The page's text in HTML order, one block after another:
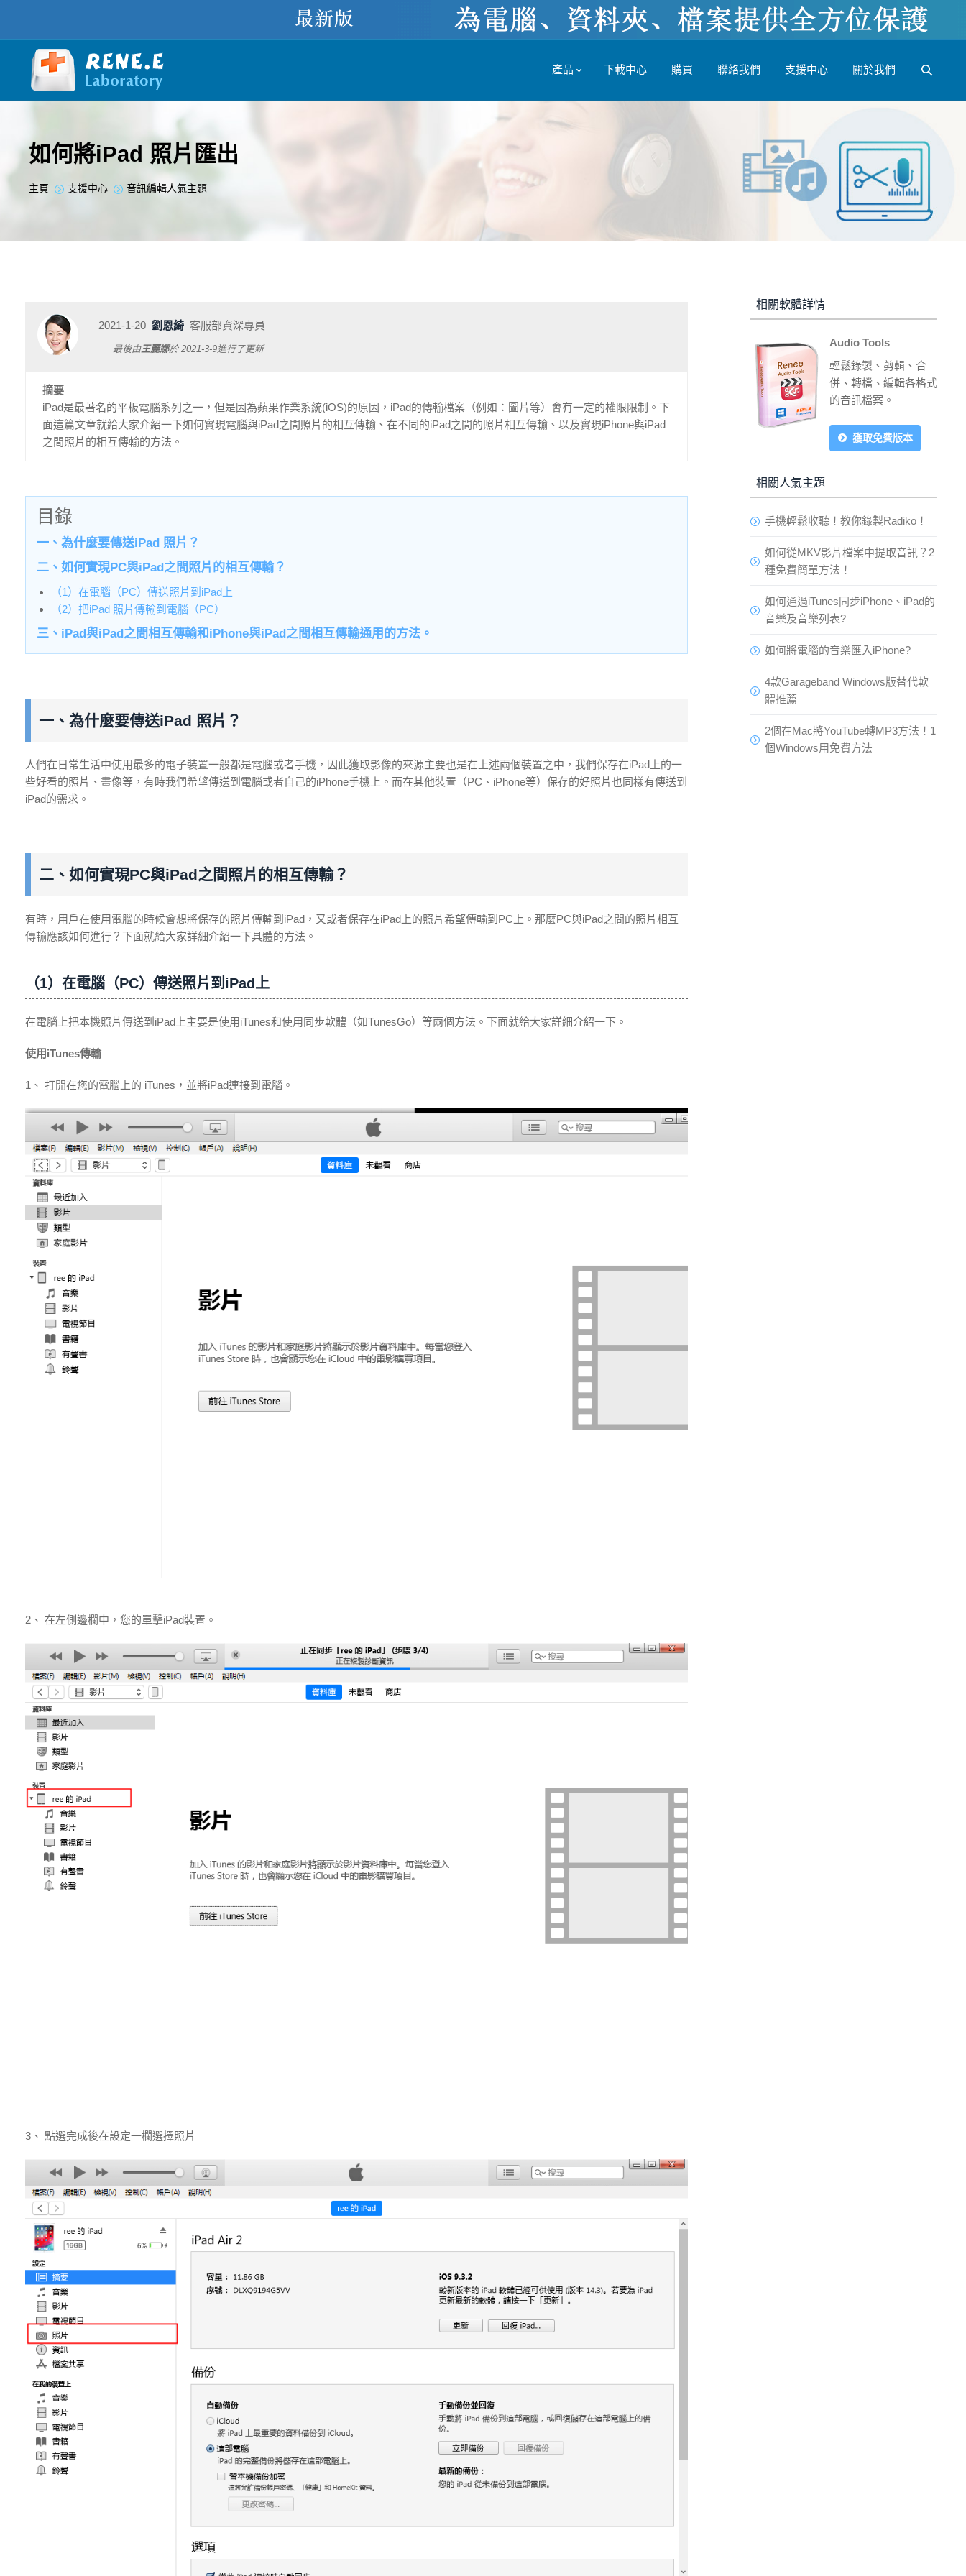
產品 下載中心 購買 聯絡我們 支援中心 關於我們
如何將iPad 照片匯出
您在此处：
主頁 支援中心 音訊編輯人氣主題
2021-1-20 劉恩綺 客服部資深專員
最後由王麗娜於2021-3-9進行了更新
摘要
iPad是最著名的平板電腦系列之一，但是因為蘋果作業系統(iOS)的原因，iPad的傳輸檔案（例如：圖片等）會有一定的權限限制。下
面這篇文章就給大家介紹一下如何實現電腦與iPad之間照片的相互傳輸、在不同的iPad之間的照片相互傳輸、以及實現iPhone與iPad
之間照片的相互傳輸的方法。
目錄
一、為什麼要傳送iPad 照片？
二、如何實現PC與iPad之間照片的相互傳輸？
（1）在電腦（PC）傳送照片到iPad上
（2）把iPad 照片傳輸到電腦（PC）
三、iPad與iPad之間相互傳輸和iPhone與iPad之間相互傳輸通用的方法。
一、為什麼要傳送iPad 照片？
人們在日常生活中使用最多的電子裝置一般都是電腦或者手機，因此獲取影像的來源主要也是在上述兩個裝置之中，我們保存在iPad上的一
些好看的照片、畫像等，有時我們希望傳送到電腦或者自己的iPhone手機上。而在其他裝置（PC、iPhone等）保存的好照片也同樣有傳送到
iPad的需求。
二、如何實現PC與iPad之間照片的相互傳輸？
有時，用戶在使用電腦的時候會想將保存的照片傳輸到iPad，又或者保存在iPad上的照片希望傳輸到PC上。那麼PC與iPad之間的照片相互
傳輸應該如何進行？下面就給大家詳細介紹一下具體的方法。
（1）在電腦（PC）傳送照片到iPad上
在電腦上把本機照片傳送到iPad上主要是使用iTunes和使用同步軟體（如TunesGo）等兩個方法。下面就給大家詳細介紹一下。
使用iTunes傳輸
1、 打開在您的電腦上的 iTunes，並將iPad連接到電腦。
2、 在左側邊欄中，您的單擊iPad裝置。
3、 點選完成後在設定一欄選擇照片
相關軟體詳情
Audio Tools
輕鬆錄製、剪輯、合
併、轉檔、編輯各格式
的音訊檔案。
獲取免費版本
相關人氣主題
手機輕鬆收聽！教你錄製Radiko！
如何從MKV影片檔案中提取音訊？2
種免費簡單方法！
如何通過iTunes同步iPhone、iPad的
音樂及音樂列表?
如何將電腦的音樂匯入iPhone?
4款Garageband Windows版替代軟
體推薦
2個在Mac將YouTube轉MP3方法！1
個Windows用免費方法